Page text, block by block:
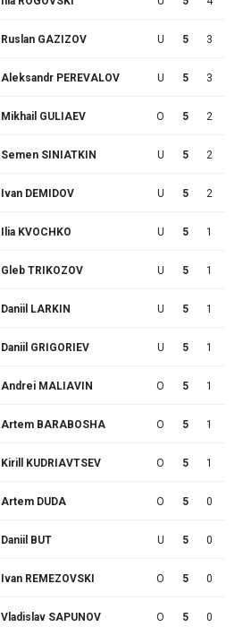
Ruslan GAZIZOV U 5 3
Aleksandr PEREVALOV U 5 3
Mikhail GULIAEV O 5 2
Semen SINIATKIN U 5 2
Ivan DEMIDOV U 5 2
Ilia KVOCHKO U 5 1
Gleb TRIKOZOV U 5 1
Daniil LARKIN U 5 1
Daniil GRIGORIEV U 5 1
Andrei MALIAVIN O 5 1
Artem BARABOSHA O 5 1
Kirill KUDRIAVTSEV O 5 1
Artem DUDA O 5 0
Daniil BUT U 5 0
Ivan REMEZOVSKI O 5 0
Vladislav SAPUNOV O 5 0